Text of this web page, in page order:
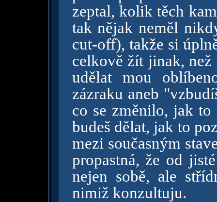
zeptal, kolik těch
tak nějak neměl
cut-off), takže si
celkově žít jinak,
udělat mou
zázraku aneb
co se změnilo, jak to
budeš dělat, jak to
mezi současným
propastná, že od
nejen sobě, ale
nimiž konzultuju.